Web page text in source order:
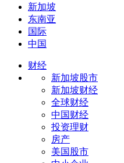
新加坡
东南亚
国际
中国
财经
新加坡股市
新加坡财经
全球财经
中国财经
投资理财
房产
美国股市